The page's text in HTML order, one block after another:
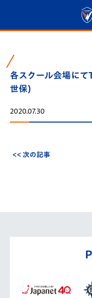
各スクール会場に
世保)
2020.07.30
<< 次の記事